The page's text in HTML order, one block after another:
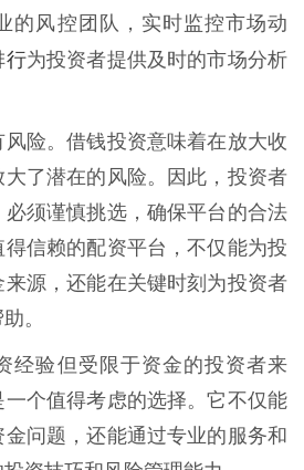
的风控团队，实时监控市场动
行为投资者提供及时的市场分析
险。借钱投资意味着在放大收
了潜在的风险。因此，投资者
须谨慎挑选，确保平台的合法
信赖的配资平台，不仅能为投
源，还能在关键时刻为投资者
。
经验但受限于资金的投资者来
个值得考虑的选择。它不仅能
问题，还能通过专业的服务和